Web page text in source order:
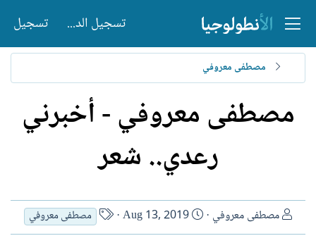
تسجيل الدخول تسجيل
مصطفى معروفي
مصطفى معروفي - أخبرني
رعدي.. شعر
ا
ل
مصطفى معروفي
ت
ا
Aug 13, 2019
ا
س
مصطفى معروفي